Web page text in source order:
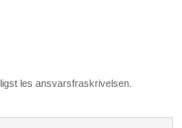
les ansvarsfraskrivelsen.